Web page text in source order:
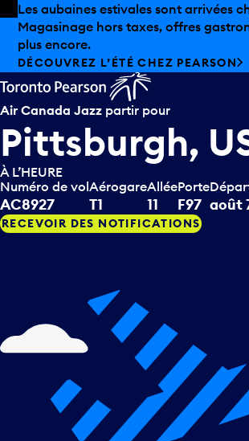
Skip to offers
Passer au contenu principal
Les aubaines estivales sont arrivées
Magasinage hors taxes, offres
plus encore.
DÉCOUVREZ L’ÉTÉ CHEZ PEARSON
Air Canada Jazz partir pour
Pittsburgh,
À L’HEURE
Numéro de vol
AC8927
Aérogare
T1
Allée
11
Porte
F97 août
RECEVOIR DES NOTIFICATIONS